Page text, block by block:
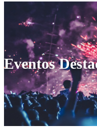
Eventos